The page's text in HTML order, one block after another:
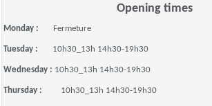
Opening times
Monday : Fermeture
Tuesday : 10h30_13h 14h30-19h30
Wednesday : 10h30_13h 14h30-19h30
Thursday : 10h30_13h 14h30-19h30